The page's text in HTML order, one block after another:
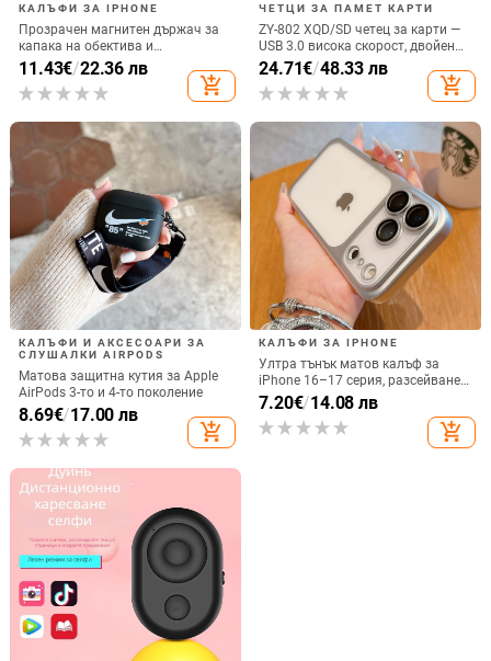
КАЛЪФИ ЗА IPHONE
Прозрачен магнитен държач за
капака на обектива и
удароустойчив твърд калъф за
iPhone 17 Pro Max
11.43€/22.36 лв
add_shopping_cart
ЧЕТЦИ ЗА ПАМЕТ КАРТИ
ZY-802 XQD/SD четец за карти —
USB 3.0 висока скорост, двойен
интерфейс Type-C и USB,
алуминиев сплав + ABS
24.71€/48.33 лв
add_shopping_cart
КАЛЪФИ И АКСЕСОАРИ ЗА
СЛУШАЛКИ AIRPODS
Матова защитна кутия за Apple
AirPods 3-то и 4-то поколение
8.69€/17.00 лв
add_shopping_cart
КАЛЪФИ ЗА IPHONE
Ултра тънък матов калъф за
iPhone 16–17 серия, разсейване
на топлината, пълно покритие,
удароустойчив и устойчив на
отпечатъци
7.20€/14.08 лв
add_shopping_cart